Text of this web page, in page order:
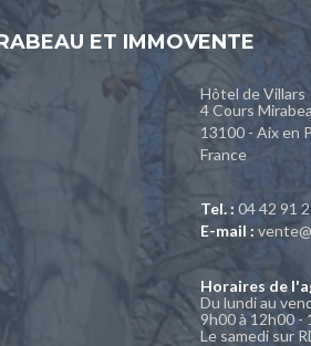
ET IMMOVENTE
Hôtel de Villars
4 Cours
13100 - Aix en
France
Tel. : 04 42 91
E-mail :
Horaires de
Du lundi au
9h00 à 12h00 -
Le samedi sur